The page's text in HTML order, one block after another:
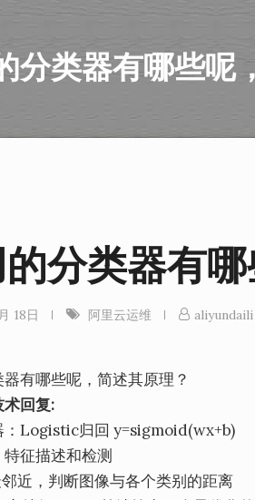
分类器有哪些呢
分类器有
18日 阿里云运维 aliyundaili
有哪些呢，简述其原理？
术回复:
：Logistic归回 y=sigmoid(wx+b)
征描述和检测
近，判断图像与各个类别的距离